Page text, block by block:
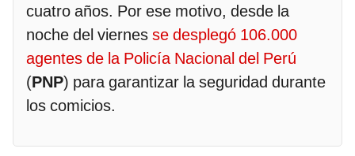
cuatro años. Por ese motivo, desde la
noche del viernes se desplegó 106.000
agentes de la Policía Nacional del Perú
(PNP) para garantizar la seguridad durante
los comicios.